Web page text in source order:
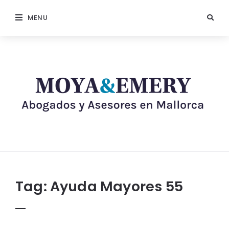
MENU
Tag:Ayuda Mayores 55